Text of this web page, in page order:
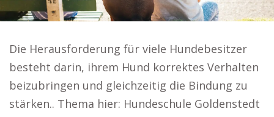
Die Herausforderung für viele Hundebesitzer
besteht darin, ihrem Hund korrektes Verhalten
beizubringen und gleichzeitig die Bindung zu
stärken.. Thema hier: Hundeschule Goldenstedt